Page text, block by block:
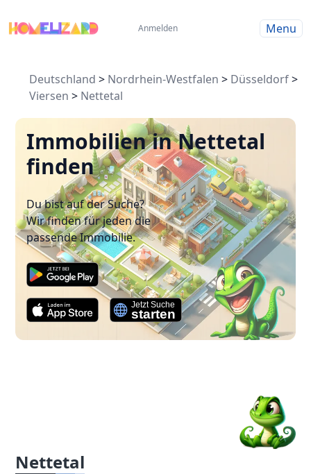
Anmelden Menu
Deutschland > Nordrhein-Westfalen > Düsseldorf>
Viersen > Nettetal
Immobilien in Nettetal
finden
Du bist auf der Suche?
Wir finden für jeden die
passende Immobilie.
Nettetal